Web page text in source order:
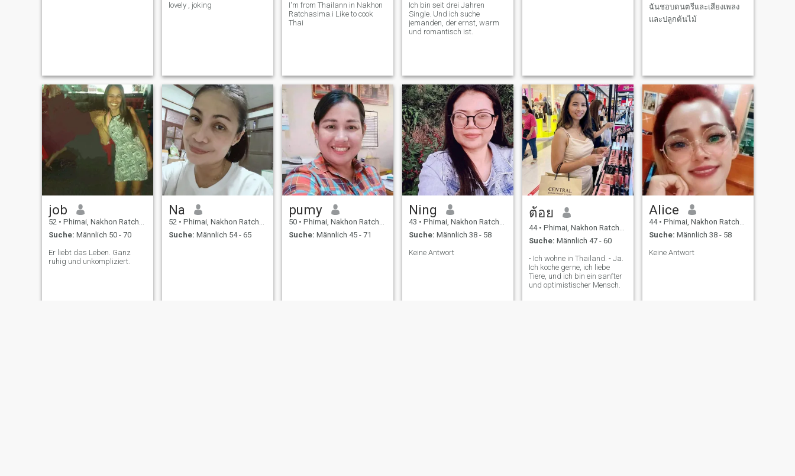
lovely , joking
I'm from Thailann in Nakhon
Ratchasima.i Like to cook
Thai
Ich bin seit drei Jahren
Single. Und ich suche
jemanden, der ernst, warm
und romantisch ist.
ฉันชอบดนตรีและเสียงเพลง
และปลูกต้นไม้
job
52 • Phimai, Nakhon Ratchasima, Thailand
Suche: Männlich 50 - 70
Er liebt das Leben. Ganz
ruhig und unkompliziert.
Na
52 • Phimai, Nakhon Ratchasima, Thailand
Suche: Männlich 54 - 65
pumy
50 • Phimai, Nakhon Ratchasima, Thailand
Suche: Männlich 45 - 71
Ning
43 • Phimai, Nakhon Ratchasima, Thailand
Suche: Männlich 38 - 58
Keine Antwort
ต้อย
44 • Phimai, Nakhon Ratchasima, Thailand
Suche: Männlich 47 - 60
- Ich wohne in Thailand. - Ja.
Ich koche gerne, ich liebe
Tiere, und ich bin ein sanfter
und optimistischer Mensch.
Alice
44 • Phimai, Nakhon Ratchasima, Thailand
Suche: Männlich 38 - 58
Keine Antwort